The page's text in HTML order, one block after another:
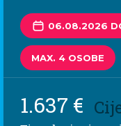
06.08.2026
MAX. 4 OSOBE
1.637 €